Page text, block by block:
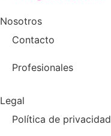
Nosotros
Contacto
Profesionales
Legal
Política de privacidad